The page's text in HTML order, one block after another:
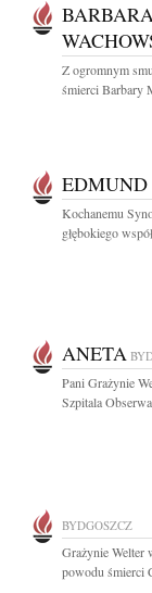
Z ogromnym
śmierci Barbary
EDMUND
Kochanemu
głębokiego
ANETA
Pani Grażynie
Szpitala
BYDGOSZCZ
Grażynie Welter
powodu śmierci